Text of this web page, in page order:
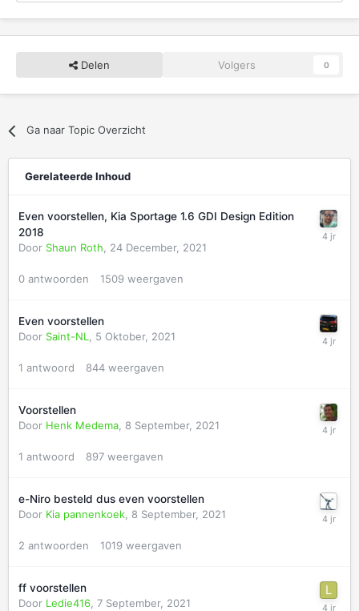
Delen Volgers 0
Ga naar Topic Overzicht
Gerelateerde Inhoud
Even voorstellen, Kia Sportage 1.6 GDI Design Edition
2018
Door Shaun Roth, 24 December, 2021
0 antwoorden 1509 weergaven
Even voorstellen
Door Saint-NL, 5 Oktober, 2021
1 antwoord 844 weergaven
Voorstellen
Door Henk Medema, 8 September, 2021
1 antwoord 897 weergaven
e-Niro besteld dus even voorstellen
Door Kia pannenkoek, 8 September, 2021
2 antwoorden 1019 weergaven
ff voorstellen
Door Ledie416, 7 September, 2021